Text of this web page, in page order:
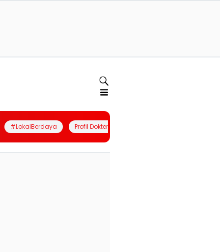
#LokalBerdaya Profil Dokter